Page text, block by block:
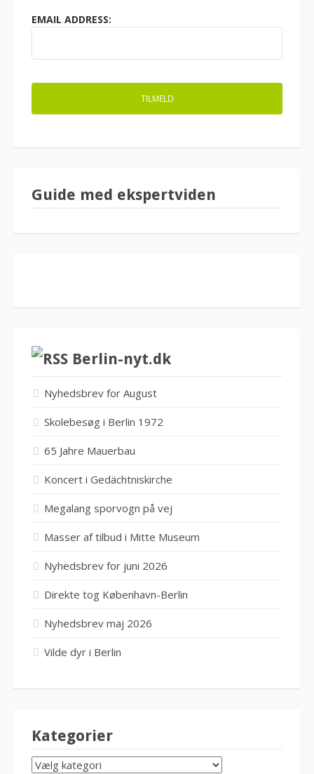
EMAIL ADDRESS:
Guide med ekspertviden
Berlin-nyt.dk
Nyhedsbrev for August
Skolebesøg i Berlin 1972
65 Jahre Mauerbau
Koncert i Gedächtniskirche
Megalang sporvogn på vej
Masser af tilbud i Mitte Museum
Nyhedsbrev for juni 2026
Direkte tog København-Berlin
Nyhedsbrev maj 2026
Vilde dyr i Berlin
Kategorier
KATEGORIER